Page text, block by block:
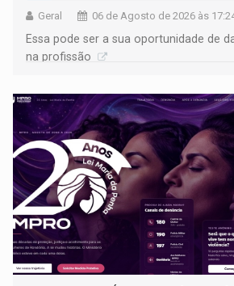
Geral 06 de Agosto de 2026 às
Essa pode ser a sua oportunidade de
na profissão